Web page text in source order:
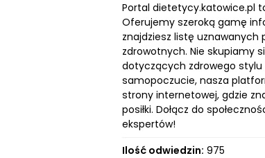
Portal dietetycy.katowice.pl
Oferujemy szeroką gamę
znajdziesz listę
zdrowotnych. Nie skupiamy
dotyczących zdrowego stylu
samopoczucie, nasza
strony internetowej, gdzie
posiłki. Dołącz do
ekspertów!
Ilość odwiedzin: 975